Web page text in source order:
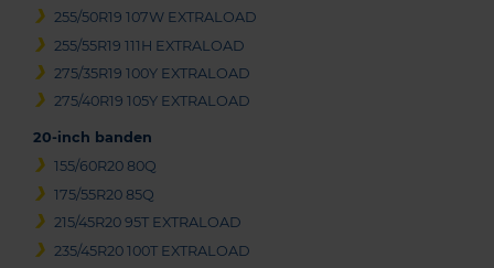
255/50R19 107W EXTRALOAD
255/55R19 111H EXTRALOAD
275/35R19 100Y EXTRALOAD
275/40R19 105Y EXTRALOAD
20-inch banden
155/60R20 80Q
175/55R20 85Q
215/45R20 95T EXTRALOAD
235/45R20 100T EXTRALOAD